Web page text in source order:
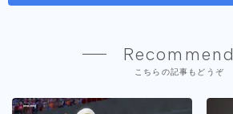
Recommend
こちらの記事もどうぞ